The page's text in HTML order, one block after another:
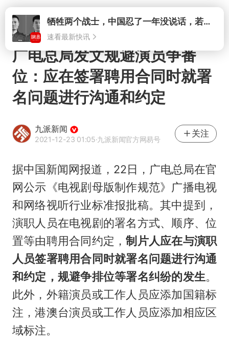
打开牺牲两个战士，中国忍了一年没说话，若菲律宾死了人，他会开战吗
速看最新快讯
广电总局发文规避演员争番
位：应在签署聘用合同时就署
名问题进行沟通和约定
九派新闻
2021-12-23 01:05·九派新闻官方网易号
关注
据中国新闻网报道，22日，广电总局在官
网公示《电视剧母版制作规范》广播电视
和网络视听行业标准报批稿。其中提到，
演职人员在电视剧的署名方式、顺序、位
置等由聘用合同约定，制片人应在与演职
人员签署聘用合同时就署名问题进行沟通
和约定，规避争排位等署名纠纷的发生。
此外，外籍演员或工作人员应添加国籍标
注，港澳台演员或工作人员应添加相应区
域标注。